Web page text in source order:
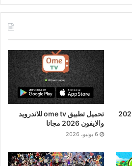
فيسبوك لايت 2026
تحميل تطبيق ome tv للاندرويد
والايفون 2026 مجانا
6 يونيو، 2026